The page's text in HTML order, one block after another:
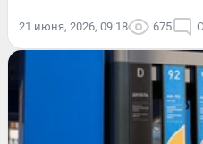
21 июня, 2026, 09:18 675